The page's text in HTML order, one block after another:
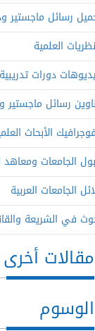
رسائل ماجستير
العلمية
دورات تدريبية
رسائل ماجستير
الأبحاث
الجامعات ومعاهد
الجامعات العربية
في الشريعة
مقالات
الوسوم